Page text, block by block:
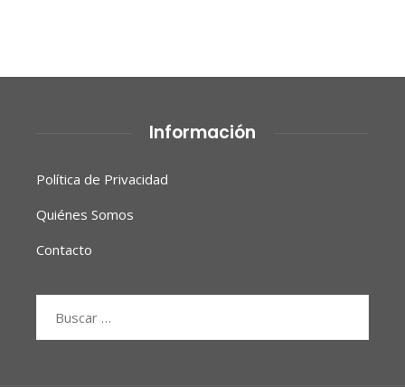
Información
Política de Privacidad
Quiénes Somos
Contacto